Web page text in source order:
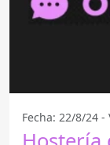
Fecha: 22/8/24 -